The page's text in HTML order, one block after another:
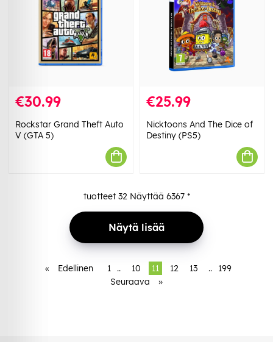
€30.99
Rockstar Grand Theft Auto
V (GTA 5)
€25.99
Nicktoons And The Dice of
Destiny (PS5)
tuotteet 32Näyttää 6367*
Näytä lisää
« Edellinen 1 .. 10 11 12 13 ..
199
Seuraava
»